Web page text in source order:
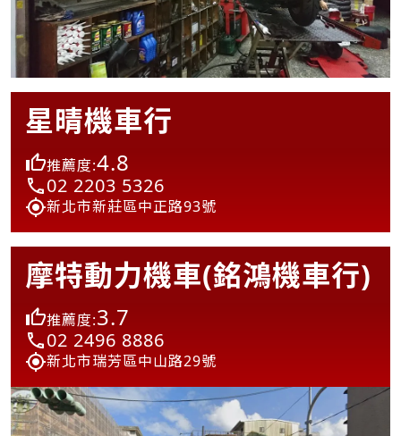
星晴機車行
推薦度:4.8
02 2203 5326
新北市新莊區中正路93號
摩特動力機車(銘鴻機車行)
推薦度:3.7
02 2496 8886
新北市瑞芳區中山路29號